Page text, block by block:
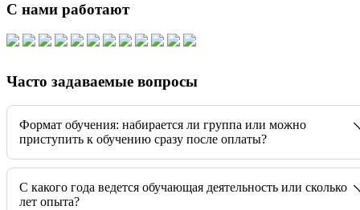
С нами работают
Часто задаваемые вопросы
Формат обучения: набирается ли группа или можно
приступить к обучению сразу после оплаты?
C какого года ведется обучающая деятельность или сколько
лет опыта?